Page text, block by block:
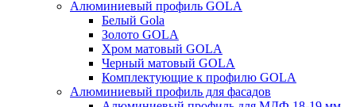
Алюминиевый профиль GOLA
Белый Gola
Золото GOLA
Хром матовый GOLA
Черный матовый GOLA
Комплектующие к профилю GOLA
Алюминиевый профиль для фасадов